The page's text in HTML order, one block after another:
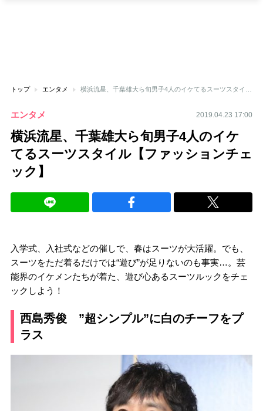
トップ エンタメ
エンタメ 2019.04.23 17:00
横浜流星、千葉雄大ら旬男子4人のイケ
てるスーツスタイル【ファッションチェ
ック】
入学式、入社式などの催しで、春はスーツが大活躍。でも、
スーツをただ着るだけでは“遊び”が足りないのも事実…。芸
能界のイケメンたちが着た、遊び心あるスーツルックをチェ
ックしよう！
西島秀俊 ”超シンプル”に白のチーフをプ
ラス